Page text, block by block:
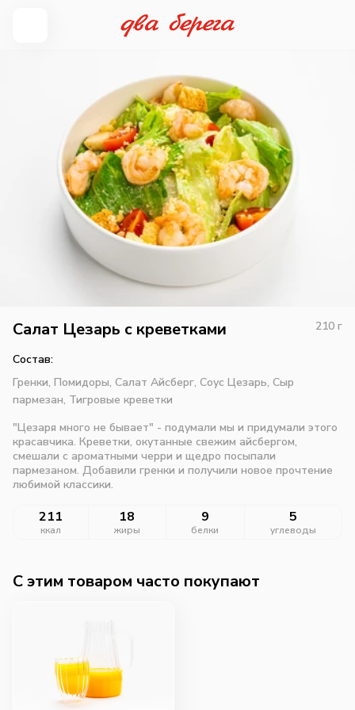
Салат Цезарь с креветками 210 г
Состав:
Гренки, Помидоры, Салат Айсберг, Соус Цезарь, Сыр
пармезан, Тигровые креветки
"Цезаря много не бывает" - подумали мы и придумали этого
красавчика. Креветки, окутанные свежим айсбергом,
смешали с ароматными черри и щедро посыпали
пармезаном. Добавили гренки и получили новое прочтение
любимой классики.
211
ккал
18
жиры
9
белки
5
углеводы
C этим товаром часто покупают